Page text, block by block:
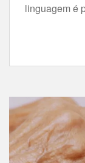
linguagem é